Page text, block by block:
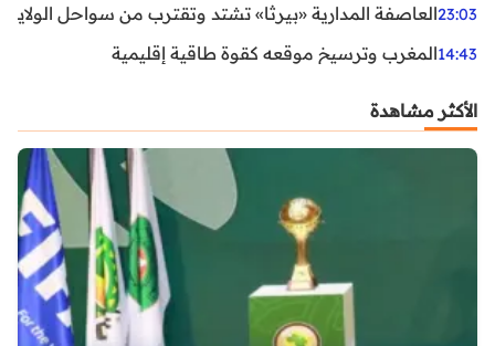
23:03العاصفة المدارية «بيرثا» تشتد وتقترب من سواحل
14:43المغرب وترسيخ موقعه كقوة طاقية إقليمية
الأكثر مشاهدة